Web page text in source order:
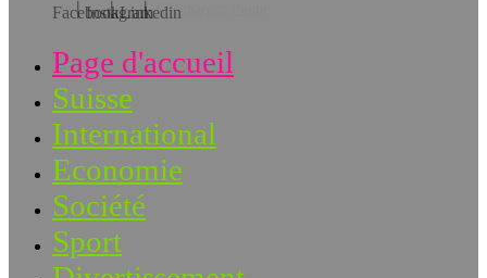
Téléchargez l’app!
Page d'accueil
Suisse
International
Economie
Société
Sport